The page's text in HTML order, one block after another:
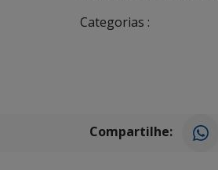
Categorias :
Compartilhe: